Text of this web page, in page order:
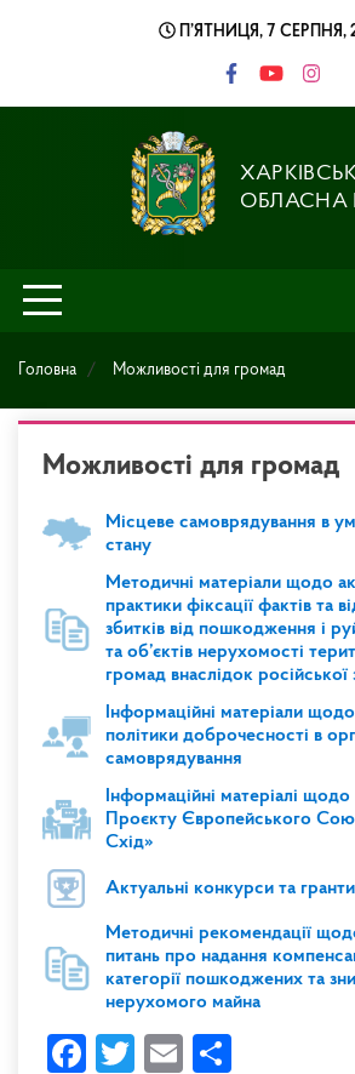
П’ЯТНИЦЯ, 7 СЕРПНЯ,
ОБЛАСНА
Головна Можливості для громад
Можливості для громад
Місцеве самоврядування в
стану
Методичні матеріали щодо
практики фіксації фактів та
збитків від пошкодження і
та об’єктів нерухомості
громад внаслідок російської
Інформаційні матеріали
політики доброчесності в
самоврядування
Інформаційні матеріалі
Проєкту Європейського
Схід»
Актуальні конкурси та гранти
Методичні рекомендації
питань про надання
категорії пошкоджених та
нерухомого майна
Facebook
Twitter
Email